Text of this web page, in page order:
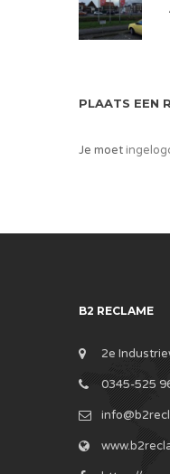
PLAATS EEN
Je moet
B2 RECLAME
2e
0345-525